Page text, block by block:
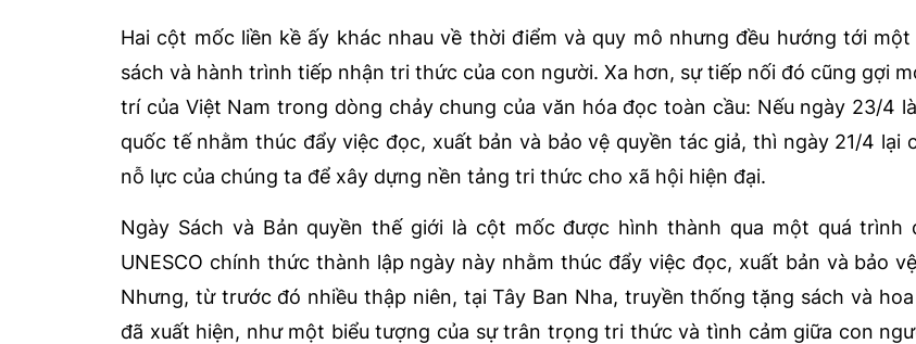
Hai cột mốc liền kề ấy khác nhau về thời điểm và quy mô nhưng đều hướng tới một
sách và hành trình tiếp nhận tri thức của con người. Xa hơn, sự tiếp nối đó cũng gợi
trí của Việt Nam trong dòng chảy chung của văn hóa đọc toàn cầu: Nếu ngày 23/4
quốc tế nhằm thúc đẩy việc đọc, xuất bản và bảo vệ quyền tác giả, thì ngày 21/4 lại
nỗ lực của chúng ta để xây dựng nền tảng tri thức cho xã hội hiện đại.
Ngày Sách và Bản quyền thế giới là cột mốc được hình thành qua một quá trình
UNESCO chính thức thành lập ngày này nhằm thúc đẩy việc đọc, xuất bản và bảo
Nhưng, từ trước đó nhiều thập niên, tại Tây Ban Nha, truyền thống tặng sách và
đã xuất hiện, như một biểu tượng của sự trân trọng tri thức và tình cảm giữa con